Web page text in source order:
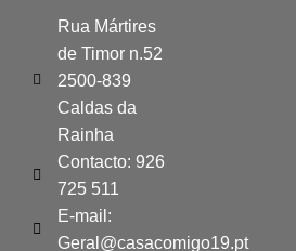
Rua Mártires
de Timor n.52
2500-839
Caldas da
Rainha
Contacto: 926
725 511
E-mail:
Geral@casacomigo19.pt